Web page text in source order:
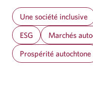
Une société inclusive
ESG
Marchés
Prospérité autochtone